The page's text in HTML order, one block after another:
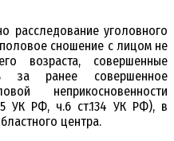
расследование уголовного
сношение с лицом не
возраста, совершенные
за ранее совершенное
неприкосновенности
УК РФ, ч.6 ст.134 УК РФ), в
центра.